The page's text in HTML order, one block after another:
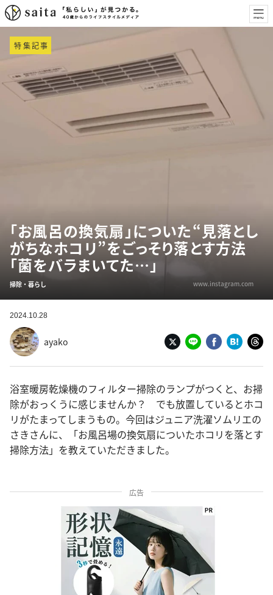
特集記事
「お風呂の換気扇」についた“見落とし
がちなホコリ”をごっそり落とす方法
「菌をバラまいてた…」
掃除・暮らし www.instagram.com
2024.10.28
ayako
浴室暖房乾燥機のフィルター掃除のランプがつくと、お掃
除がおっくうに感じませんか？ でも放置しているとホコ
リがたまってしまうもの。今回はジュニア洗濯ソムリエ⁡の
さきさんに、「お風呂場の換気扇についたホコリを落とす
掃除方法」を教えていただきました。
広告